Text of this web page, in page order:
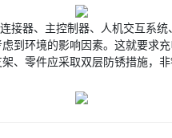
接器、主控制器、人机交互系
到环境的影响因素。这就要求
、零件应采取双层防锈措施，